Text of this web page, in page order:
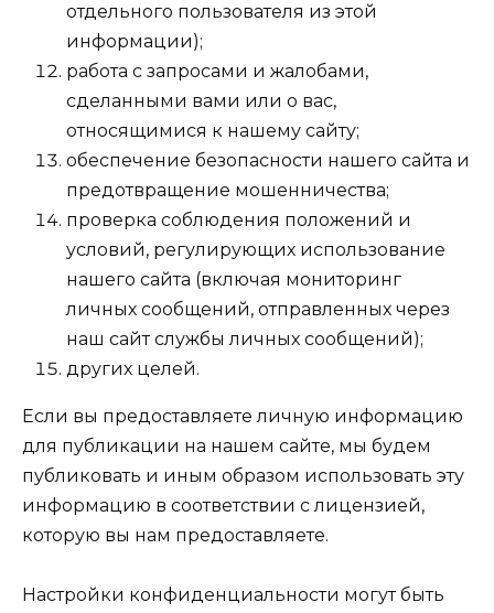
отдельного пользователя из этой
информации);
работа с запросами и жалобами,
сделанными вами или о вас,
относящимися к нашему сайту;
обеспечение безопасности нашего сайта и
предотвращение мошенничества;
проверка соблюдения положений и
условий, регулирующих использование
нашего сайта (включая мониторинг
личных сообщений, отправленных через
наш сайт службы личных сообщений);
других целей.
Если вы предоставляете личную информацию
для публикации на нашем сайте, мы будем
публиковать и иным образом использовать эту
информацию в соответствии с лицензией,
которую вы нам предоставляете.
Настройки конфиденциальности могут быть